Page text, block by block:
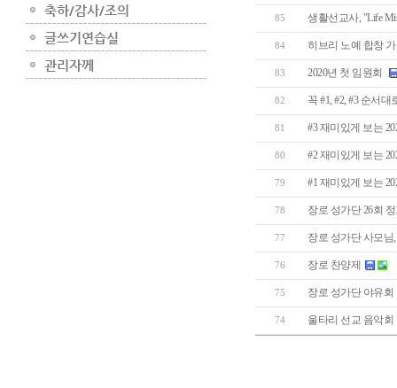
85 생활선교사, "Life
84 히브리 노예 합창
83 2020년 첫 임원회
82 꼭 #1, #2, #3 순서
81 #3 재미있게 보는
80 #2 재미있게 보는
79 #1 재미있게 보는
78 장로 성가단 26회
77 장로 성가단 사모님
76 장로 찬양제
75 장로 성가단 야유회
74 울타리 선교 음악회